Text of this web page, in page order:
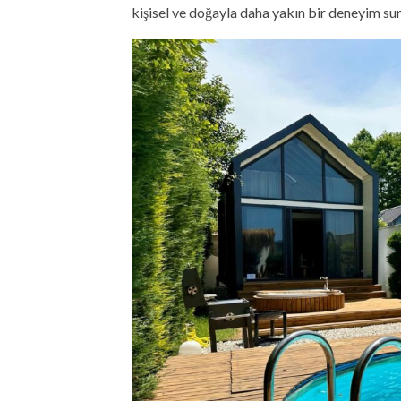
kişisel ve doğayla daha yakın bir deneyim